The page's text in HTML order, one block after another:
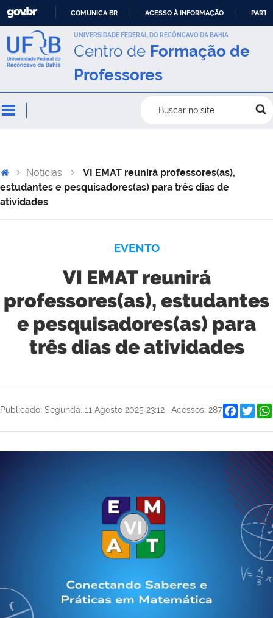
IR
PARA
CONTEÚDO
COMUNICA BR ACESSO À INFORMAÇÃO
UNIVERSIDADE FEDERAL DO RECÔNCAVO DA BAHIA
Centro de Formação de
Professores
Buscar no site
Notícias
VI EMAT reunirá professores(as),
estudantes e pesquisadores(as) para três dias de
atividades
EVENTO
VI EMAT reunirá
professores(as), estudantes
e pesquisadores(as) para
três dias de atividades
Publicado: Segunda, 11 Agosto 2025 23:12 Acessos: 287